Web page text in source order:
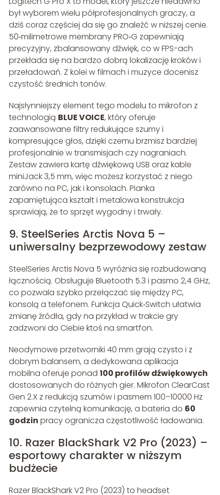
był wyborem wielu półprofesjonalnych graczy, a
dziś coraz częściej da się go znaleźć w niższej cenie.
50‑milimetrowe membrany PRO‑G zapewniają
precyzyjny, zbalansowany dźwięk, co w FPS-ach
przekłada się na bardzo dobrą lokalizację kroków i
przeładowań. Z kolei w filmach i muzyce docenisz
czystość średnich tonów.
Najsłynniejszy element tego modelu to mikrofon z
technologią BLUE VOICE, który oferuje
zaawansowane filtry redukujące szumy i
kompresujące głos, dzięki czemu brzmisz bardziej
profesjonalnie w transmisjach czy nagraniach.
Zestaw zawiera kartę dźwiękową USB oraz kable
miniJack 3,5 mm, więc możesz korzystać z niego
zarówno na PC, jak i konsolach. Pianka
zapamiętująca kształt i metalowa konstrukcja
sprawiają, że to sprzęt wygodny i trwały.
9. SteelSeries Arctis Nova 5 –
uniwersalny bezprzewodowy zestaw
SteelSeries Arctis Nova 5 wyróżnia się rozbudowaną
łącznością. Obsługuje Bluetooth 5.3 i pasmo 2,4 GHz,
co pozwala szybko przełączać się między PC,
konsolą a telefonem. Funkcja Quick‑Switch ułatwia
zmianę źródła, gdy na przykład w trakcie gry
zadzwoni do Ciebie ktoś na smartfon.
Neodymowe przetworniki 40 mm grają czysto i z
dobrym balansem, a dedykowana aplikacja
mobilna oferuje ponad 100 profilów dźwiękowych
dostosowanych do różnych gier. Mikrofon ClearCast
Gen 2.X z redukcją szumów i pasmem 100–10000 Hz
zapewnia czytelną komunikację, a bateria do 60
godzin pracy ogranicza częstotliwość ładowania.
10. Razer BlackShark V2 Pro (2023) –
esportowy charakter w niższym
budżecie
Razer BlackShark V2 Pro (2023) to headset